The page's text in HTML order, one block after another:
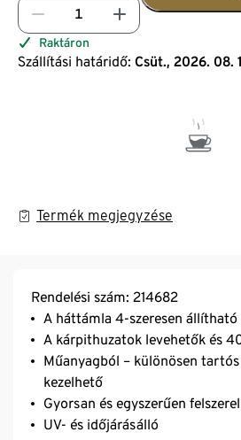
Raktáron
Szállítási határidő: Csüt., 2026. 08.
Termék megjegyzése
Rendelési szám: 214682
A háttámla 4-szeresen állítható
A kárpithuzatok levehetők és
Műanyagból – különösen
kezelhető
Gyorsan és egyszerűen
UV- és időjárásálló